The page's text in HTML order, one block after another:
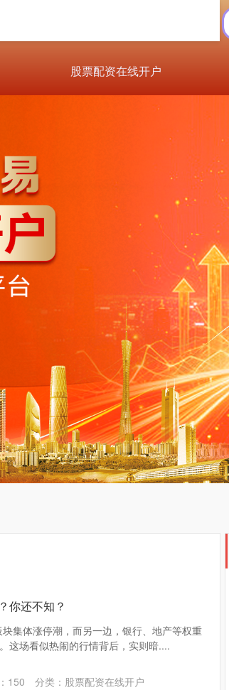
股票配资在线开户
你还不知？
集体涨停潮，而另一边，银行、地产等权重
这场看似热闹的行情背后，实则暗....
150 分类： 股票配资在线开户